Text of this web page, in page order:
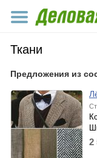
Ткани
Предложения из
2